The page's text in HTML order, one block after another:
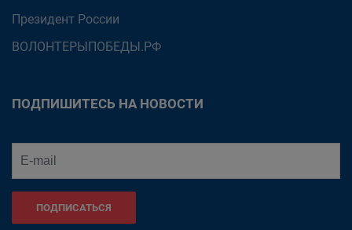
Президент России
ВОЛОНТЕРЫПОБЕДЫ.РФ
ПОДПИШИТЕСЬ НА НОВОСТИ
ПОДПИСАТЬСЯ